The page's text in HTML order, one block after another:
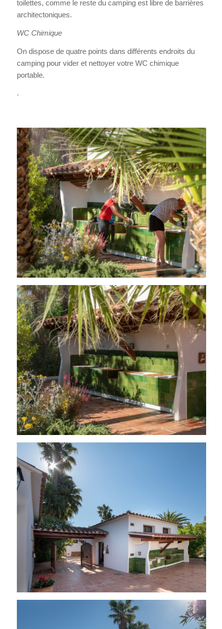
toilettes, comme le reste du camping est libre de barrières
architectoniques.
WC Chimique
On dispose de quatre points dans différents endroits du
camping pour vider et nettoyer votre WC chimique
portable.
.